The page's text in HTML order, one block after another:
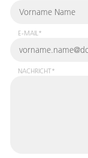
E-MAIL*
NACHRICHT*